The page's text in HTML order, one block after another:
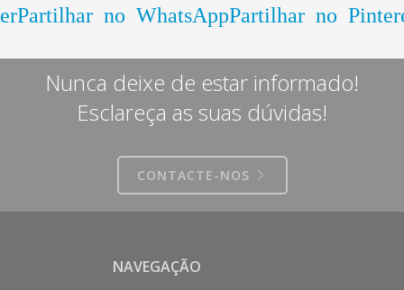
Partilhar no WhatsAppPartilhar no
Nunca deixe de estar informado!
Esclareça as suas dúvidas!
CONTACTE-NOS
NAVEGAÇÃO